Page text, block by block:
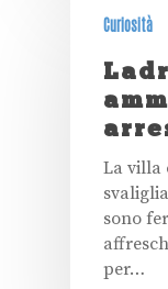
Curiosità
La villa
sono
per…